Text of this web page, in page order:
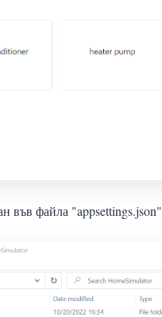
във файла "appsettings.json"